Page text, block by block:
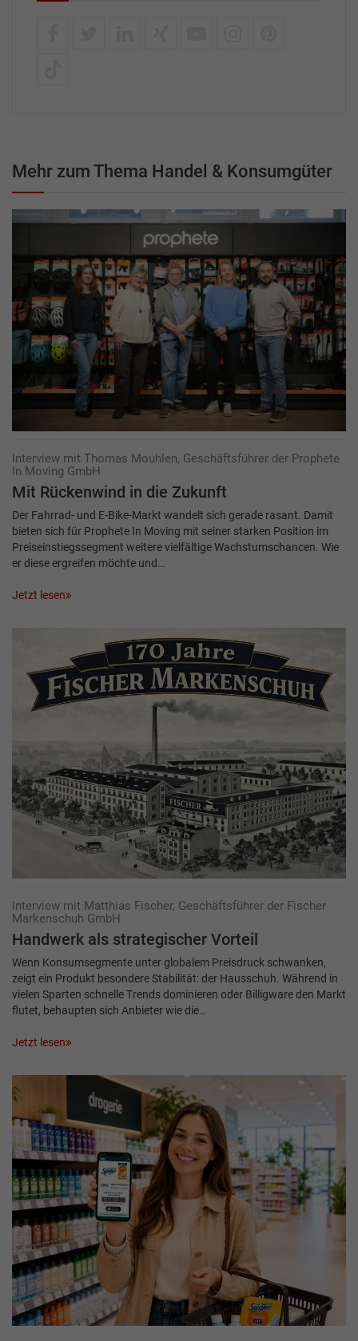
Mehr zum Thema Handel & Konsumgüter
Interview mit Thomas Mouhlen, Geschäftsführer der Prophete
In Moving GmbH
Mit Rückenwind in die Zukunft
Der Fahrrad- und E-Bike-Markt wandelt sich gerade rasant. Damit
bieten sich für Prophete In Moving mit seiner starken Position im
Preiseinstiegssegment weitere vielfältige Wachstumschancen. Wie
er diese ergreifen möchte und…
Jetzt lesen
Interview mit Matthias Fischer, Geschäftsführer der Fischer
Markenschuh GmbH
Handwerk als strategischer Vorteil
Wenn Konsumsegmente unter globalem Preisdruck schwanken,
zeigt ein Produkt besondere Stabilität: der Hausschuh. Während in
vielen Sparten schnelle Trends dominieren oder Billigware den Markt
flutet, behaupten sich Anbieter wie die…
Jetzt lesen